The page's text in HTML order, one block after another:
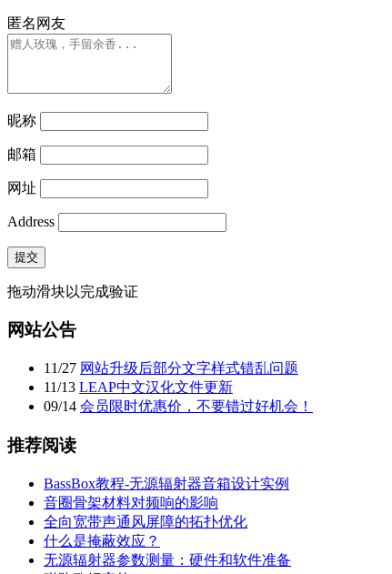
匿名网友
昵称
邮箱
网址
Address
提交
拖动滑块以完成验证
网站公告
11/27 网站升级后部分文字样式错乱问题
11/13 LEAP中文汉化文件更新
09/14 会员限时优惠价，不要错过好机会！
推荐阅读
BassBox教程-无源辐射器音箱设计实例
音圈骨架材料对频响的影响
全向宽带声通风屏障的拓扑优化
什么是掩蔽效应？
无源辐射器参数测量：硬件和软件准备